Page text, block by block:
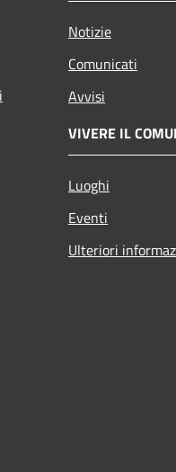
Notizie
Comunicati
Avvisi
VIVERE IL
Luoghi
Eventi
Ulteriori